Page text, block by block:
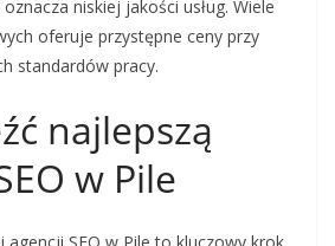
niskiej jakości usług. Wiele
oferuje przystępne ceny przy
standardów pracy.
najlepszą
w Pile